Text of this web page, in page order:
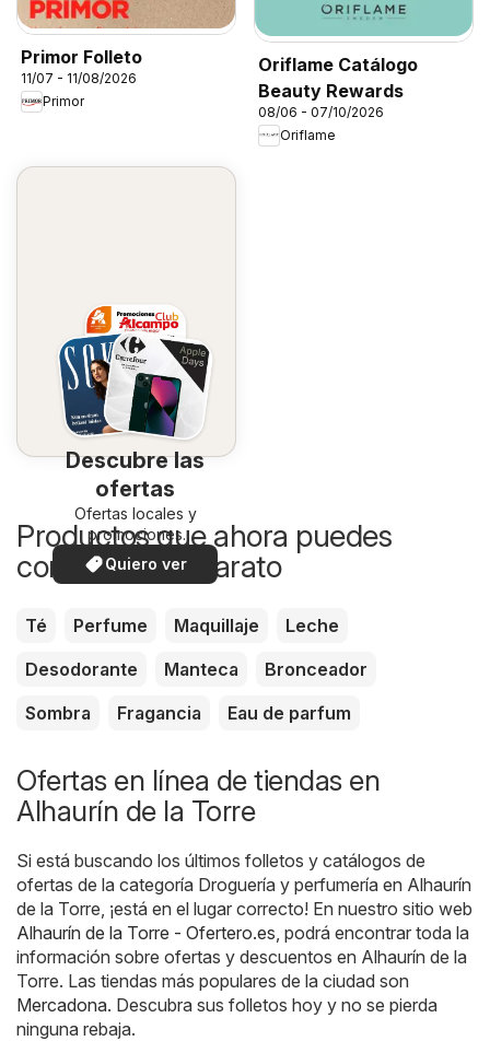
Primor Folleto
11/07 - 11/08/2026
Primor
Oriflame Catálogo
Beauty Rewards
08/06 - 07/10/2026
Oriflame
Descubre las
ofertas
Ofertas locales y
promociones
especiales.
Quiero ver
Productos que ahora puedes
comprar más barato
Té Perfume Maquillaje
Leche
Desodorante
Manteca
Bronceador
Sombra
Fragancia Eau de parfum
Ofertas en línea de tiendas en
Alhaurín de la Torre
Si está buscando los últimos folletos y catálogos de
ofertas de la categoría Droguería y perfumería en Alhaurín
de la Torre, ¡está en el lugar correcto! En nuestro sitio web
Alhaurín de la Torre - Ofertero.es , podrá encontrar toda la
información sobre ofertas y descuentos en Alhaurín de la
Torre. Las tiendas más populares de la ciudad son
Mercadona. Descubra sus folletos hoy y no se pierda
ninguna rebaja.